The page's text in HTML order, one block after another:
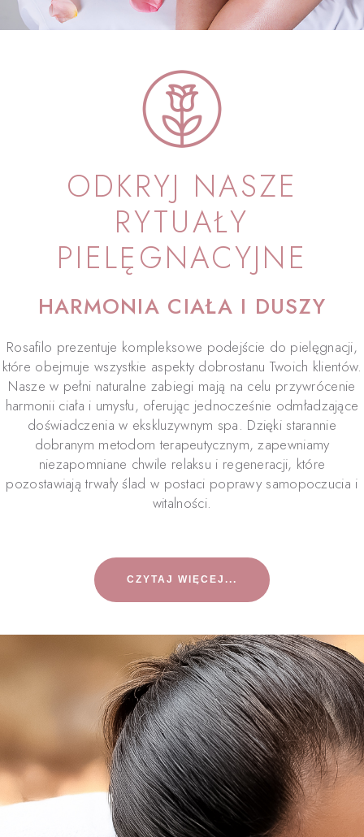
ODKRYJ NASZE
RYTUAŁY
PIELĘGNACYJNE
HARMONIA CIAŁA I DUSZY
Rosafilo prezentuje kompleksowe podejście do pielęgnacji,
które obejmuje wszystkie aspekty dobrostanu Twoich klientów.
Nasze w pełni naturalne zabiegi mają na celu przywrócenie
harmonii ciała i umysłu, oferując jednocześnie odmładzające
doświadczenia w ekskluzywnym spa. Dzięki starannie
dobranym metodom terapeutycznym, zapewniamy
niezapomniane chwile relaksu i regeneracji, które
pozostawiają trwały ślad w postaci poprawy samopoczucia i
witalności.
CZYTAJ WIĘCEJ...